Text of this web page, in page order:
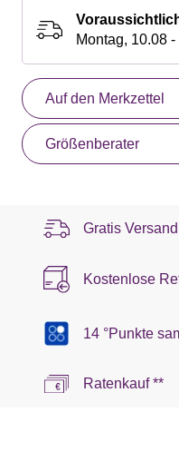
Montag, 10.08
Auf den Merkzettel
Größenberater
Gratis
Kostenlose
14 °Punkte
Ratenkauf **